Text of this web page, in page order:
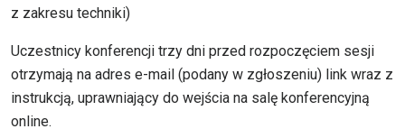
z zakresu techniki)
Uczestnicy konferencji trzy dni przed rozpoczęciem sesji
otrzymają na adres e-mail (podany w zgłoszeniu) link wraz z
instrukcją, uprawniający do wejścia na salę konferencyjną
online.